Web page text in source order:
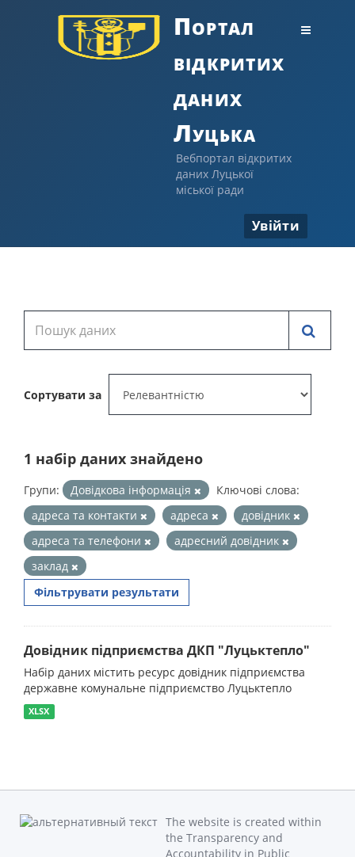
Портал
відкритих
даних
Луцька
Вебпортал відкритих
даних Луцької
міської ради
Увійти
Сортувати за
1 набір даних знайдено
Групи: Довідкова інформація
Ключові слова:
адреса та контакти
адреса
довідник
адреса та телефони
адресний довідник
заклад
Фільтрувати результати
Довідник підприємства ДКП "Луцьктепло"
Набір даних містить ресурс довідник підприємства
державне комунальне підприємство Луцьктепло
XLSX
The website is created within
the Transparency and
Accountability in Public